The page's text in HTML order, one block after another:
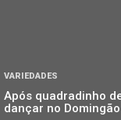
VARIEDADES
Após quadradinho
dançar no Domingão